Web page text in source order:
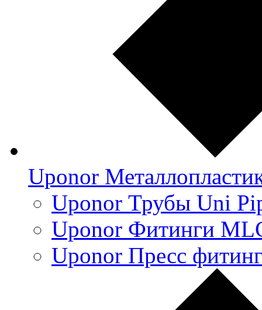
Uponor
Uponor Трубы Uni
Uponor Фитинги
Uponor Пресс